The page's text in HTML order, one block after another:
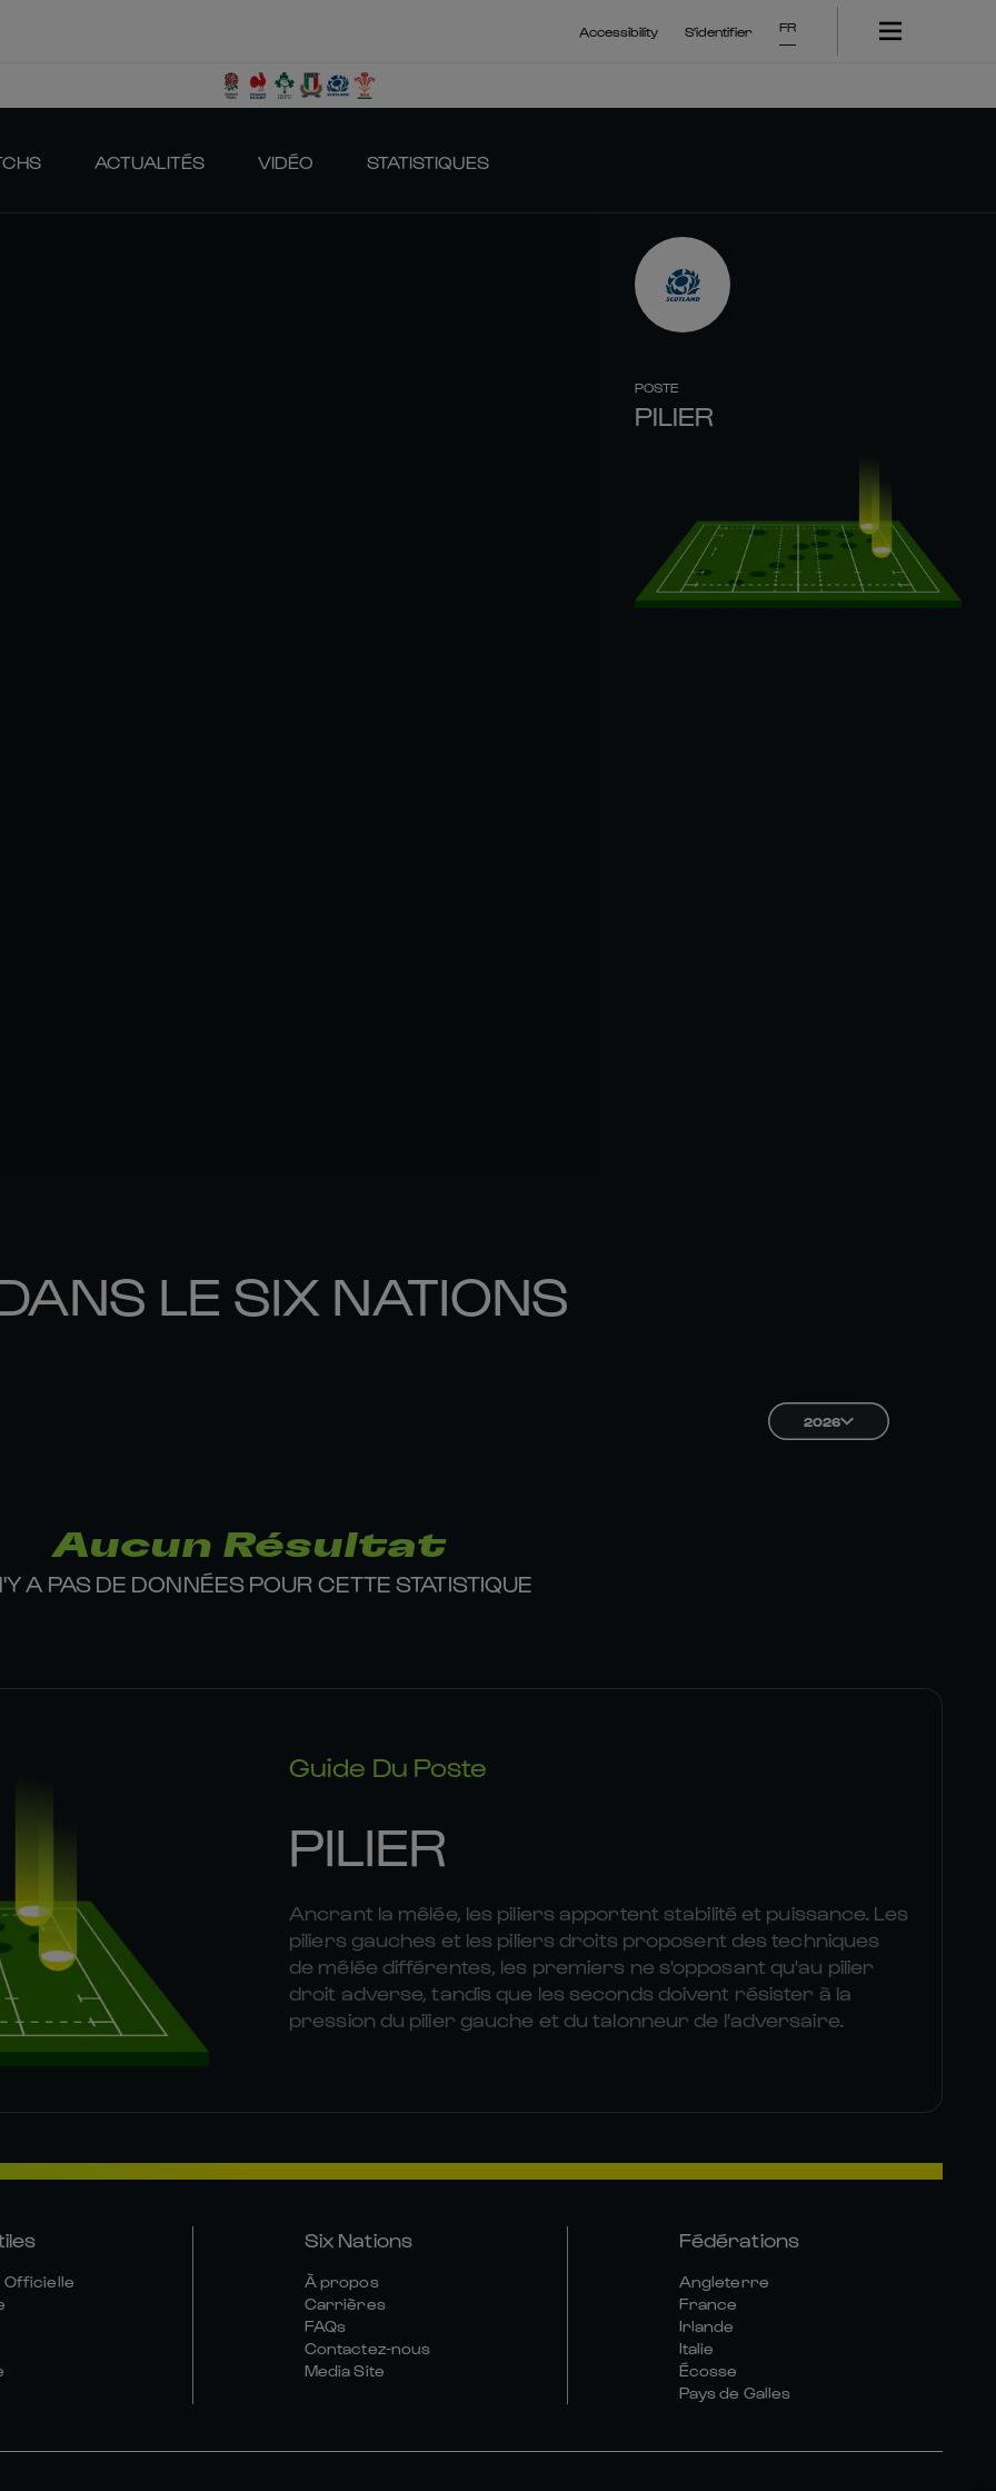
Accessibility S'identifier FR
ACTUALITÉS VIDÉO STATISTIQUES
POSTE
PILIER
LE SIX NATIONS
2026
Aucun Résultat
A PAS DE DONNÉES POUR CETTE STATISTIQUE
Guide Du Poste
PILIER
Ancrant la mêlée, les piliers apportent stabilité et puissance. Les
piliers gauches et les piliers droits proposent des techniques
de mêlée différentes, les premiers ne s'opposant qu'au pilier
droit adverse, tandis que les seconds doivent résister à la
pression du pilier gauche et du talonneur de l'adversaire.
Officielle
Six Nations
À propos
Carrières
FAQs
Contactez-nous
Media Site
Fédérations
Angleterre
France
Irlande
Italie
Écosse
Pays de Galles